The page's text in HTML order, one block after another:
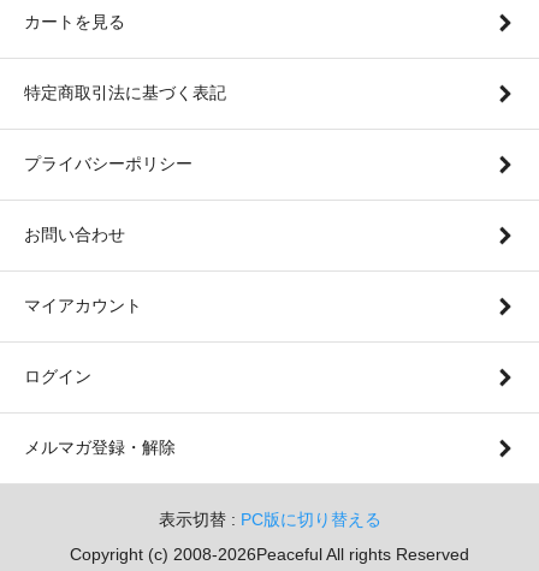
カートを見る
特定商取引法に基づく表記
プライバシーポリシー
お問い合わせ
マイアカウント
ログイン
メルマガ登録・解除
表示切替 : PC版に切り替える
Copyright (c) 2008-2026Peaceful All rights Reserved